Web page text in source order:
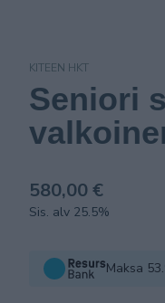
KITEEN HKT
Seniori
580,00 €
Sis. alv 25.5%
Maksa